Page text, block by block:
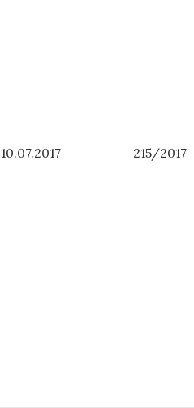
10.07.2017 215/2017